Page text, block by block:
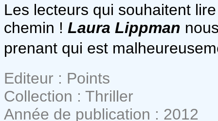
Les lecteurs qui souhaitent
chemin ! Laura Lippman
prenant qui est
Editeur : Points
Collection : Thriller
Année de publication : 2012